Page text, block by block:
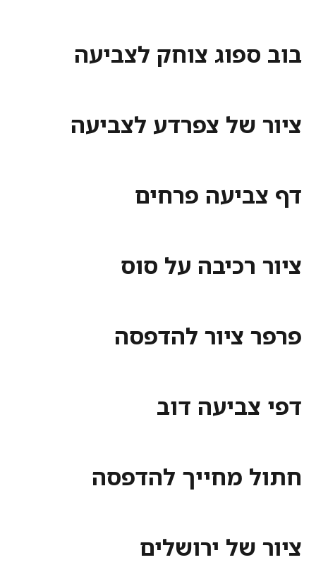
בוב ספוג צוחק לצביעה
ציור של צפרדע לצביעה
דף צביעה פרחים
ציור רכיבה על סוס
פרפר ציור להדפסה
דפי צביעה דוב
חתול מחייך להדפסה
ציור של ירושלים